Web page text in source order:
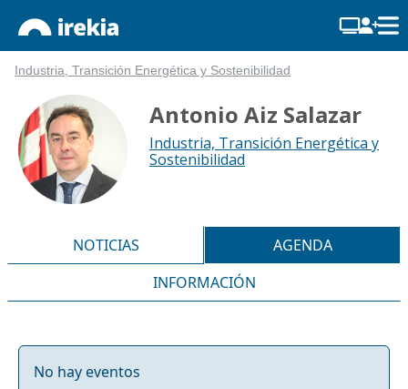
Industria, Transición Energética y Sostenibilidad
Antonio Aiz Salazar
Industria, Transición Energética y
Sostenibilidad
NOTICIAS
AGENDA
INFORMACIÓN
No hay eventos